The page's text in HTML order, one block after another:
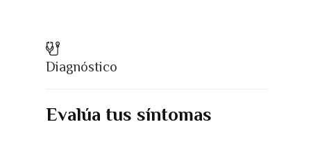
Diagnóstico
Evalúa tus síntomas